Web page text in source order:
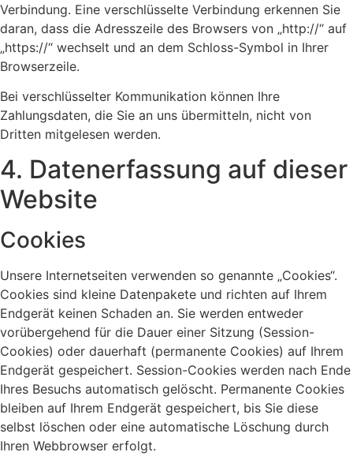
Verbindung. Eine verschlüsselte Verbindung erkennen Sie
daran, dass die Adresszeile des Browsers von „http://“ auf
„https://“ wechselt und an dem Schloss-Symbol in Ihrer
Browserzeile.
Bei verschlüsselter Kommunikation können Ihre
Zahlungsdaten, die Sie an uns übermitteln, nicht von
Dritten mitgelesen werden.
4. Datenerfassung auf dieser
Website
Cookies
Unsere Internetseiten verwenden so genannte „Cookies“.
Cookies sind kleine Datenpakete und richten auf Ihrem
Endgerät keinen Schaden an. Sie werden entweder
vorübergehend für die Dauer einer Sitzung (Session-
Cookies) oder dauerhaft (permanente Cookies) auf Ihrem
Endgerät gespeichert. Session-Cookies werden nach Ende
Ihres Besuchs automatisch gelöscht. Permanente Cookies
bleiben auf Ihrem Endgerät gespeichert, bis Sie diese
selbst löschen oder eine automatische Löschung durch
Ihren Webbrowser erfolgt.